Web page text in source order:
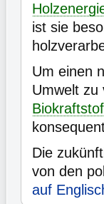
ist sie
Um einen
Umwelt zu
Die
von den
auf